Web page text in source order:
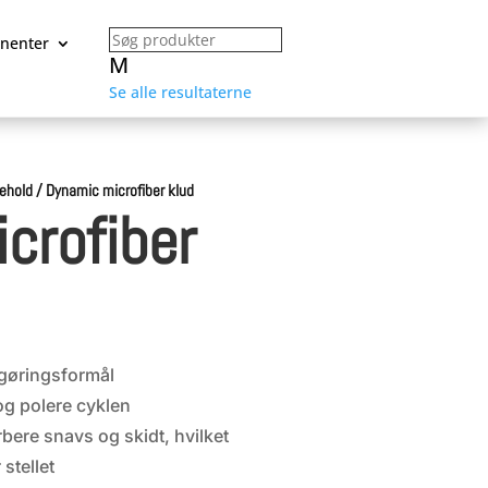
M
Se alle resultaterne
/ Dynamic microfiber klud
polere cyklen
snavs og skidt, hvilket
stellet